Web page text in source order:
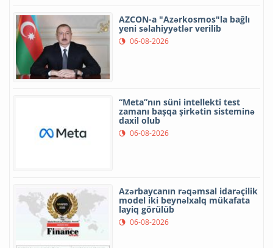
AZCON-a "Azərkosmos"la bağlı
yeni səlahiyyətlər verilib
06-08-2026
“Meta”nın süni intellekti test
zamanı başqa şirkətin sisteminə
daxil olub
06-08-2026
Azərbaycanın rəqəmsal idarəçilik
model iki beynəlxalq mükafata
layiq görülüb
06-08-2026